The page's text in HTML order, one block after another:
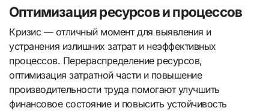
Оптимизация ресурсов и процессов
Кризис — отличный момент для выявления и
устранения излишних затрат и неэффективных
процессов. Перераспределение ресурсов,
оптимизация затратной части и повышение
производительности труда помогают улучшить
финансовое состояние и повысить устойчивость